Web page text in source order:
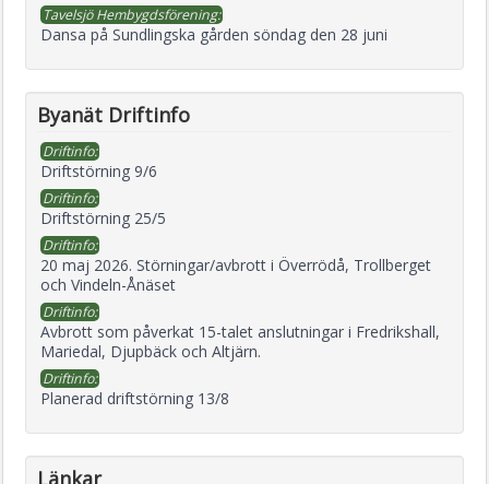
Tavelsjö Hembygdsförening:
Dansa på Sundlingska gården söndag den 28 juni
Byanät Driftinfo
Driftinfo:
Driftstörning 9/6
Driftinfo:
Driftstörning 25/5
Driftinfo:
20 maj 2026. Störningar/avbrott i Överrödå, Trollberget
och Vindeln-Ånäset
Driftinfo:
Avbrott som påverkat 15-talet anslutningar i Fredrikshall,
Mariedal, Djupbäck och Altjärn.
Driftinfo:
Planerad driftstörning 13/8